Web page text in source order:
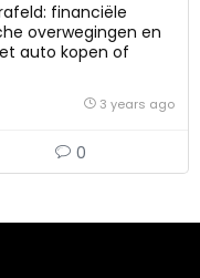
financiële
overwegingen en
auto kopen of
3 years ago
0